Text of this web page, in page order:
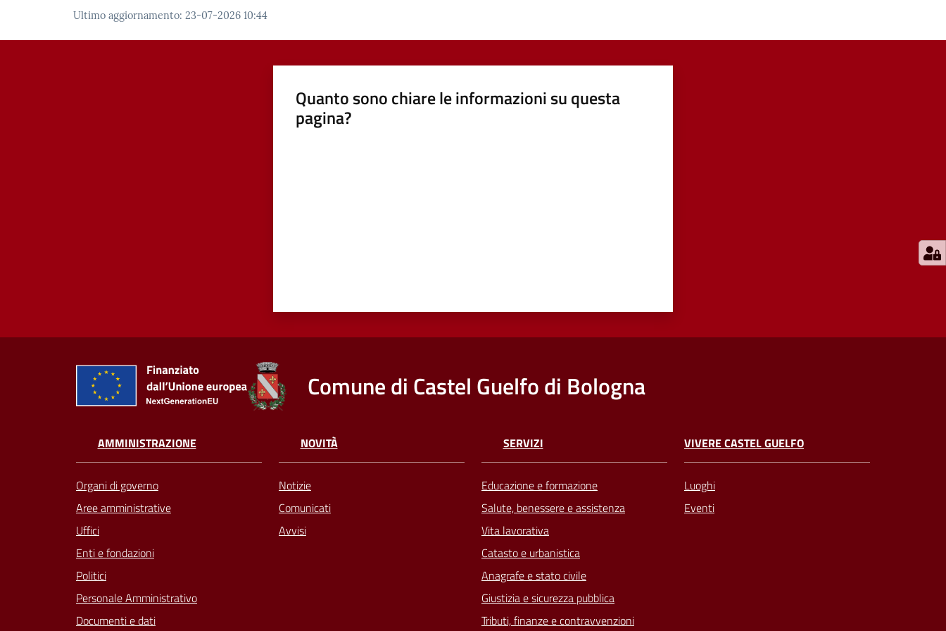
Ultimo aggiornamento: 23-07-2026 10:44
Quanto sono chiare le informazioni su questa
pagina?
Comune di Castel Guelfo di Bologna
AMMINISTRAZIONE
Organi di governo
Aree amministrative
Uffici
Enti e fondazioni
Politici
Personale Amministrativo
Documenti e dati
NOVITÀ
Notizie
Comunicati
Avvisi
SERVIZI
Educazione e formazione
Salute, benessere e assistenza
Vita lavorativa
Catasto e urbanistica
Anagrafe e stato civile
Giustizia e sicurezza pubblica
Tributi, finanze e contravvenzioni
VIVERE CASTEL GUELFO
Luoghi
Eventi